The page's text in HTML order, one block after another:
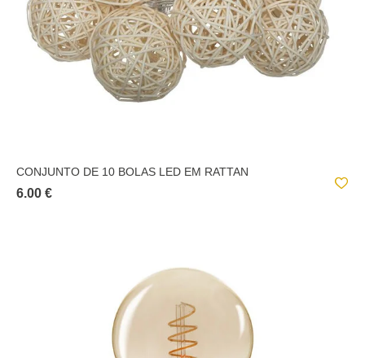
CONJUNTO DE 10 BOLAS LED EM RATTAN
6.00 €